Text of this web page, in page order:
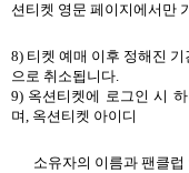
션티켓 영문 페이지에서만
8) 티켓 예매 이후 정해진
으로 취소됩니다.
9) 옥션티켓에 로그인 시
며, 옥션티켓 아이디
소유자의 이름과 팬클